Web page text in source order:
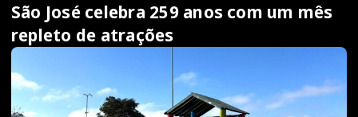
São José celebra 259 anos com um mês
repleto de atrações